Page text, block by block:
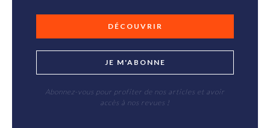
DÉCOUVRIR
JE M'ABONNE
Abonnez-vous pour profiter de nos articles et avoir
accès à nos revues !